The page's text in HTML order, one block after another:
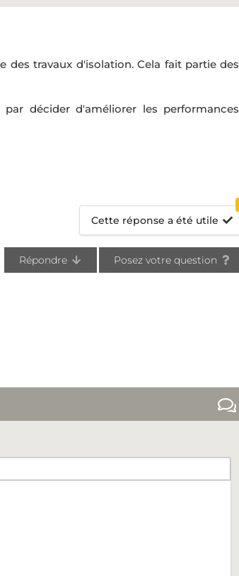
des travaux d'isolation. Cela fait partie des
décider d'améliorer les performances
Cette réponse a été utile
Répondre Posez votre question